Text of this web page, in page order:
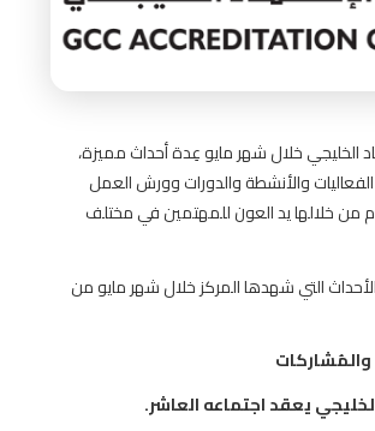
الخليجي خلال شهر مايو عِدة أحداث مميزة،
والأنشطة والدورات وورش العمل
من خلالها يد العون للمهتمين في مختلف
التي شهدها المركز خلال شهر مايو من
يعقد اجتماعه العاشر.